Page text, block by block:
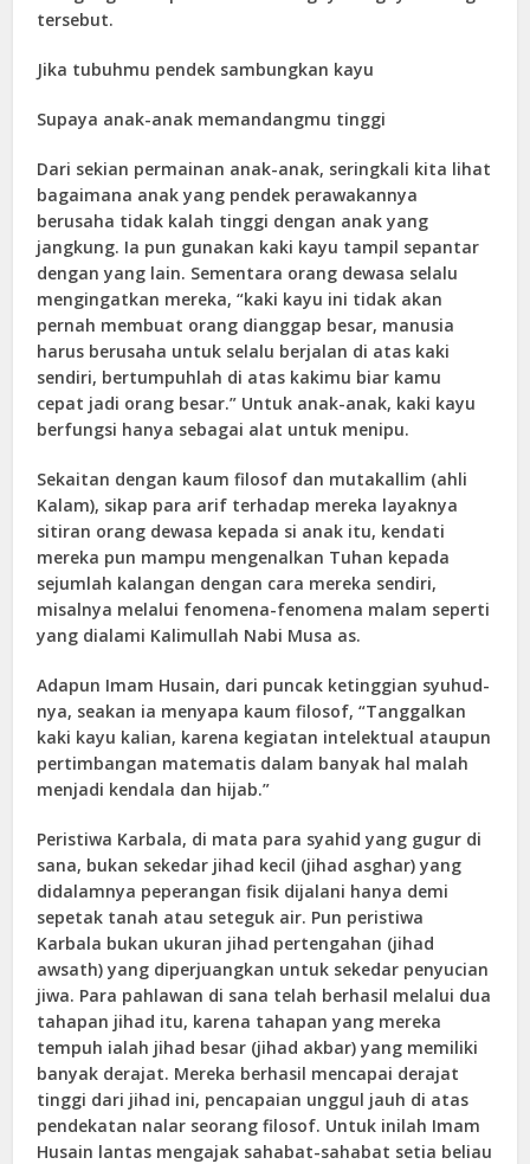
tersebut.
Jika tubuhmu pendek sambungkan kayu
Supaya anak-anak memandangmu tinggi
Dari sekian permainan anak-anak, seringkali kita lihat
bagaimana anak yang pendek perawakannya
berusaha tidak kalah tinggi dengan anak yang
jangkung. Ia pun gunakan kaki kayu tampil sepantar
dengan yang lain. Sementara orang dewasa selalu
mengingatkan mereka, “kaki kayu ini tidak akan
pernah membuat orang dianggap besar, manusia
harus berusaha untuk selalu berjalan di atas kaki
sendiri, bertumpuhlah di atas kakimu biar kamu
cepat jadi orang besar.” Untuk anak-anak, kaki kayu
berfungsi hanya sebagai alat untuk menipu.
Sekaitan dengan kaum filosof dan mutakallim (ahli
Kalam), sikap para arif terhadap mereka layaknya
sitiran orang dewasa kepada si anak itu, kendati
mereka pun mampu mengenalkan Tuhan kepada
sejumlah kalangan dengan cara mereka sendiri,
misalnya melalui fenomena-fenomena malam seperti
yang dialami Kalimullah Nabi Musa as.
Adapun Imam Husain, dari puncak ketinggian syuhud-
nya, seakan ia menyapa kaum filosof, “Tanggalkan
kaki kayu kalian, karena kegiatan intelektual ataupun
pertimbangan matematis dalam banyak hal malah
menjadi kendala dan hijab.”
Peristiwa Karbala, di mata para syahid yang gugur di
sana, bukan sekedar jihad kecil (jihad asghar) yang
didalamnya peperangan fisik dijalani hanya demi
sepetak tanah atau seteguk air. Pun peristiwa
Karbala bukan ukuran jihad pertengahan (jihad
awsath) yang diperjuangkan untuk sekedar penyucian
jiwa. Para pahlawan di sana telah berhasil melalui dua
tahapan jihad itu, karena tahapan yang mereka
tempuh ialah jihad besar (jihad akbar) yang memiliki
banyak derajat. Mereka berhasil mencapai derajat
tinggi dari jihad ini, pencapaian unggul jauh di atas
pendekatan nalar seorang filosof. Untuk inilah Imam
Husain lantas mengajak sahabat-sahabat setia beliau